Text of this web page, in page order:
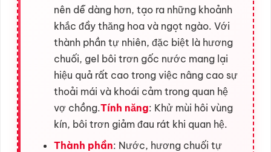
nên dễ dàng hơn, tạo ra những khoảnh
khắc đầy thăng hoa và ngọt ngào. Với
thành phần tự nhiên, đặc biệt là hương
chuối, gel bôi trơn gốc nước mang lại
hiệu quả rất cao trong việc nâng cao sự
thoải mái và khoái cảm trong quan hệ
vợ chồng.Tính năng: Khử mùi hôi vùng
kín, bôi trơn giảm đau rát khi quan hệ.
Thành phần: Nước, hương chuối tự